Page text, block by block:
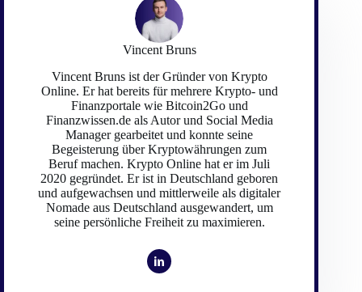
Vincent Bruns
Vincent Bruns ist der Gründer von Krypto
Online. Er hat bereits für mehrere Krypto- und
Finanzportale wie Bitcoin2Go und
Finanzwissen.de als Autor und Social Media
Manager gearbeitet und konnte seine
Begeisterung über Kryptowährungen zum
Beruf machen. Krypto Online hat er im Juli
2020 gegründet. Er ist in Deutschland geboren
und aufgewachsen und mittlerweile als digitaler
Nomade aus Deutschland ausgewandert, um
seine persönliche Freiheit zu maximieren.